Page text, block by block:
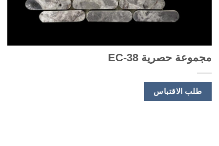
مجموعة حصرية EC-38
طلب الاقتباس